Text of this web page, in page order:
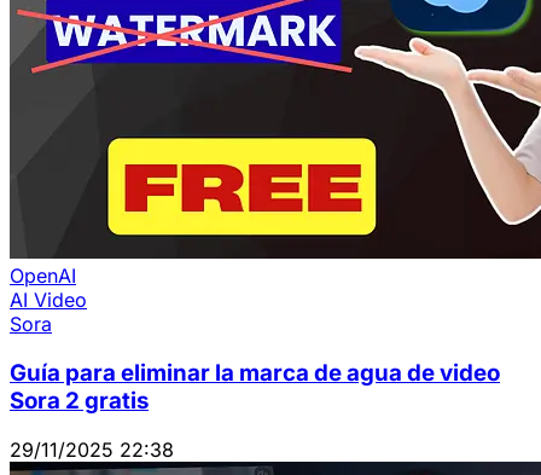
OpenAI
AI Video
Sora
Guía para eliminar la marca de agua de video
Sora 2 gratis
29/11/2025 22:38